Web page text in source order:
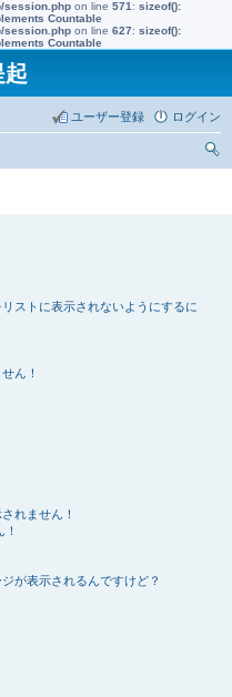
session.php on line 571 : sizeof():
Countable
session.php on line 627: sizeof():
Countable
起
ログイン
ユーザー登録
ストに表示されないようにするに
ん！
れません！
が表示されるんですけど？